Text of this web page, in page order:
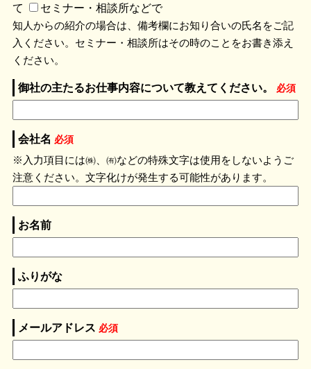
て
セミナー・相談所などで
知人からの紹介の場合は、備考欄にお知り合いの氏名をご記
入ください。セミナー・相談所はその時のことをお書き添え
ください。
御社の主たるお仕事内容について教えてください。 必須
会社名 必須
※入力項目には㈱、㈲などの特殊文字は使用をしないようご
注意ください。文字化けが発生する可能性があります。
お名前
ふりがな
メールアドレス 必須